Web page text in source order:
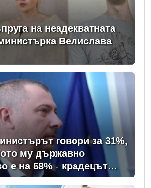
на неадекватната
Велислава
говори за 31%,
му държавно
е на 58% - крадецът
крадеца